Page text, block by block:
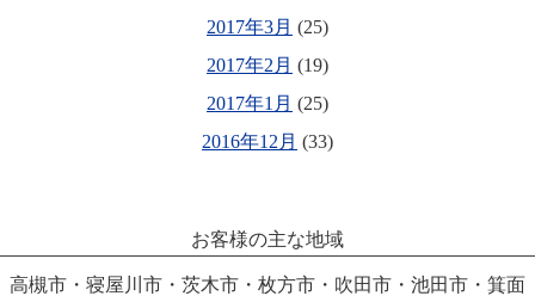
2017年3月 (25)
2017年2月 (19)
2017年1月 (25)
2016年12月 (33)
お客様の主な地域
高槻市・寝屋川市・茨木市・枚方市・吹田市・池田市・箕面